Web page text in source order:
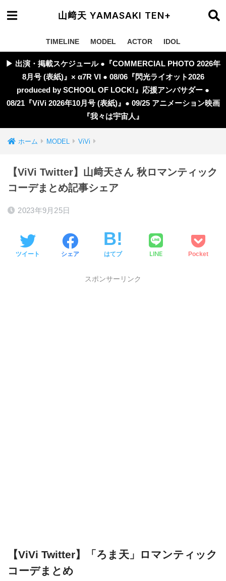
山﨑天 YAMASAKI TEN+
TIMELINE MODEL ACTOR IDOL
▶︎ 出演・掲載スケジュール ●『COMMERCIAL PHOTO 2026年
8月号 (表紙)』× α7R VI ● 08/06『閃光ライオット2026
produced by SCHOOL OF LOCK!』応援アンバサダー ●
08/21『ViVi 2026年10月号 (表紙)』● 09/25 アニメーション映画
『我々は宇宙人』
ホーム MODEL ViVi
【ViVi Twitter】山﨑天さん 秋ロマンティック
コーデまとめ記事シェア
2023年9月25日
ツイート シェア はてブ LINE Pocket
スポンサーリンク
【ViVi Twitter】「ろま天」ロマンティック
コーデまとめ